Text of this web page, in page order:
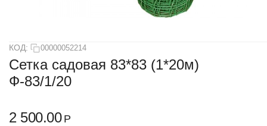
КОД: 00000052214
Сетка садовая 83*83 (1*20м)
Ф-83/1/20
2 500.00 Р